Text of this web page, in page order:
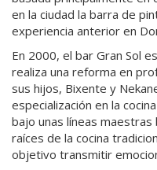
en la ciudad la barra de
experiencia anterior en
En 2000, el bar Gran Sol
realiza una reforma en
sus hijos, Bixente y
especialización en la
bajo unas líneas
raíces de la cocina
objetivo transmitir